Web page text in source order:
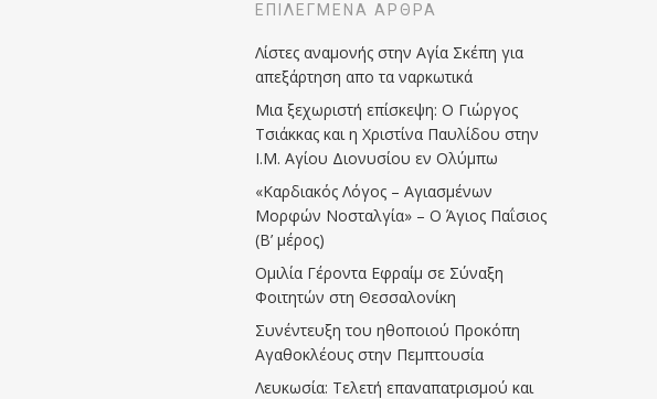
ΕΠΙΛΕΓΜΈΝΑ ΆΡΘΡΑ
Λίστες αναμονής στην Αγία Σκέπη για
απεξάρτηση απο τα ναρκωτικά
Μια ξεχωριστή επίσκεψη: Ο Γιώργος
Τσιάκκας και η Χριστίνα Παυλίδου στην
Ι.Μ. Αγίου Διονυσίου εν Ολύμπω
«Καρδιακός Λόγος – Αγιασμένων
Μορφών Νοσταλγία» – Ο Άγιος Παΐσιος
(Β’ μέρος)
Ομιλία Γέροντα Εφραίμ σε Σύναξη
Φοιτητών στη Θεσσαλονίκη
Συνέντευξη του ηθοποιού Προκόπη
Αγαθοκλέους στην Πεμπτουσία
Λευκωσία: Τελετή επαναπατρισμού και